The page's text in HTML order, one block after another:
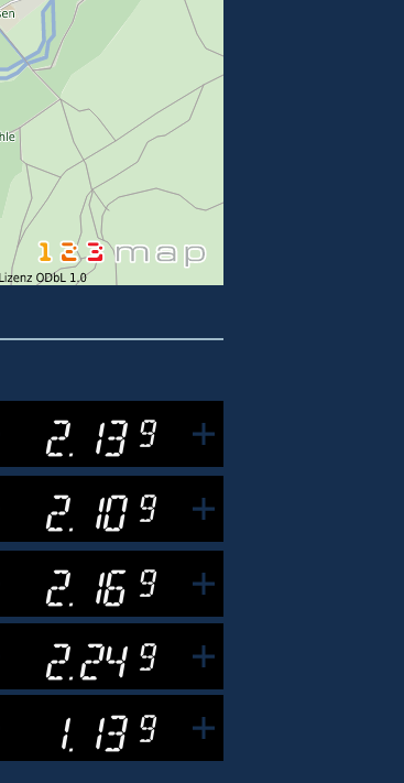
2.13
9
2.10
9
2.16 9
2.24 9
1.13 9